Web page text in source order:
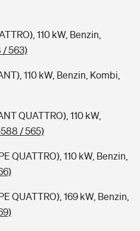
110 kW, Benzin,
/ 563)
110 kW, Benzin, Kombi,
QUATTRO), 110 kW,
/ 565)
QUATTRO), 110 kW, Benzin,
QUATTRO), 169 kW, Benzin,